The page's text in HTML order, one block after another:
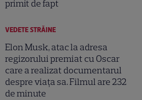
primit de fapt
VEDETE STRĂINE
Elon Musk, atac la adresa
regizorului premiat cu Oscar
care a realizat documentarul
despre viața sa. Filmul are 232
de minute